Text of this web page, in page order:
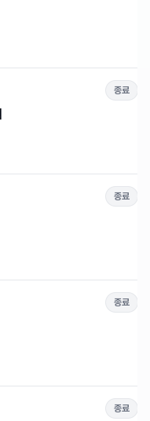
종료
종료
종료
종료